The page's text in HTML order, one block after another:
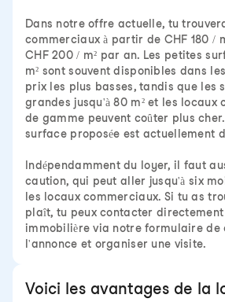
Dans notre offre actuelle, tu
commerciaux à partir de CHF 180 /
CHF 200 / m² par an. Les petites
m² sont souvent disponibles dans
prix les plus basses, tandis que les
grandes jusqu'à 80 m² et les locaux
de gamme peuvent coûter plus
surface proposée est actuellement
Indépendamment du loyer, il faut
caution, qui peut aller jusqu'à six
les locaux commerciaux. Si tu as
plaît, tu peux contacter
immobilière via notre formulaire de
l'annonce et organiser une visite.
Voici les avantages de la